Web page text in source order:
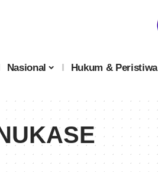
Nasional Hukum & Peristiwa